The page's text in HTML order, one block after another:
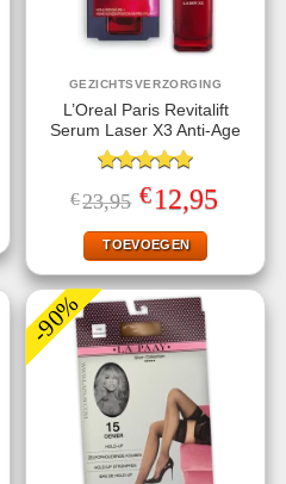
GEZICHTSVERZORGING
L’Oreal Paris Revitalift
Serum Laser X3 Anti-Age
Gewaardeerd
5.00uit 5
€23,95 Oorspronkelijke
prijs
was:
€23,95.
€12,95prijs
TOEVOEGEN
-90%